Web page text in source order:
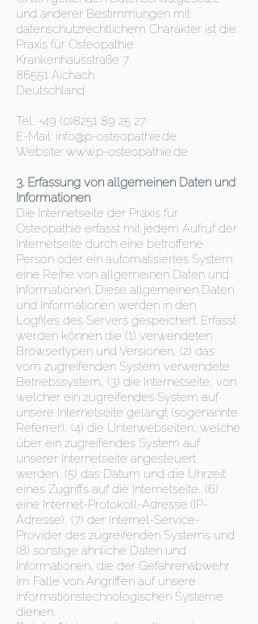
und anderer Bestimmungen mit
datenschutzrechtlichem Charakter ist die:
Praxis für Osteopathie
Krankenhausstraße 7
86551 Aichach
Deutschland
Tel.: +49 (0)8251 89 25 27
E-Mail: info@p-osteopathie.de
Website: www.p-osteopathie.de
3. Erfassung von allgemeinen Daten und
Informationen
Die Internetseite der Praxis für
Osteopathie erfasst mit jedem Aufruf der
Internetseite durch eine betroffene
Person oder ein automatisiertes System
eine Reihe von allgemeinen Daten und
Informationen. Diese allgemeinen Daten
und Informationen werden in den
Logfiles des Servers gespeichert. Erfasst
werden können die (1) verwendeten
Browsertypen und Versionen, (2) das
vom zugreifenden System verwendete
Betriebssystem, (3) die Internetseite, von
welcher ein zugreifendes System auf
unsere Internetseite gelangt (sogenannte
Referrer), (4) die Unterwebseiten, welche
über ein zugreifendes System auf
unserer Internetseite angesteuert
werden, (5) das Datum und die Uhrzeit
eines Zugriffs auf die Internetseite, (6)
eine Internet-Protokoll-Adresse (IP-
Adresse), (7) der Internet-Service-
Provider des zugreifenden Systems und
(8) sonstige ähnliche Daten und
Informationen, die der Gefahrenabwehr
im Falle von Angriffen auf unsere
informationstechnologischen Systeme
dienen.